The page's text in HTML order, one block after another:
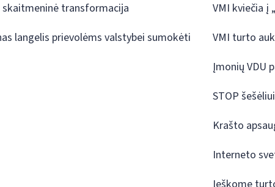
skaitmeninė transformacija
langelis prievolėms valstybei sumokėti
VMI kviečia į
VMI turto
Įmonių VDU
STOP šešėliui
Krašto
Interneto